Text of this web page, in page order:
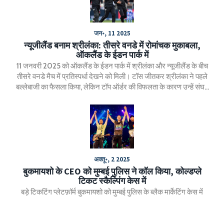
जन॰, 11 2025
न्यूजीलैंड बनाम श्रीलंका: तीसरे वनडे में रोमांचक मुकाबला,
ऑकलैंड के ईडन पार्क में
11 जनवरी 2025 को ऑकलैंड के ईडन पार्क में श्रीलंका और न्यूजीलैंड के बीच
तीसरे वनडे मैच में प्रतिस्पर्धा देखने को मिली। टॉस जीतकर श्रीलंका ने पहले
बल्लेबाजी का फैसला किया, लेकिन टॉप ऑर्डर की विफलता के कारण उन्हें संघर्ष
को लक्ष्य के करीब नहीं आने दिया और श्रृंखला 2-1 से जीत ली।
अक्तू॰, 2 2025
बुकमायशो के CEO को मुम्बई पुलिस ने कॉल किया, कोल्डप्ले
टिकट स्कैल्पिंग केस में
बड़े टिकटिंग प्लेटफ़ॉर्म बुकमायशो को मुम्बई पुलिस के ब्लैक मार्केटिंग केस में